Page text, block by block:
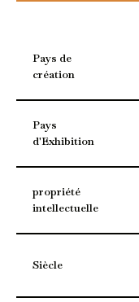
Pays de
création
Pays
d'Exhibition
propriété
intellectuelle
Siècle